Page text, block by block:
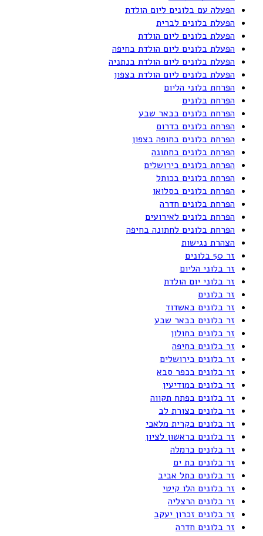
הפעלה עם בלונים ליום הולדת
הפעלת בלונים לברית
הפעלת בלונים ליום הולדת
הפעלת בלונים ליום הולדת בחיפה
הפעלת בלונים ליום הולדת בנתניה
הפעלת בלונים ליום הולדת בצפון
הפרחת בלוני הליום
הפרחת בלונים
הפרחת בלונים בבאר שבע
הפרחת בלונים בדרום
הפרחת בלונים בחופה בצפון
הפרחת בלונים בחתונה
הפרחת בלונים בירושלים
הפרחת בלונים בכותל
הפרחת בלונים בסלואו
הפרחת בלונים חדרה
הפרחת בלונים לאירועים
הפרחת בלונים לחתונה בחיפה
הצהרת נגישות
זר 50 בלונים
זר בלוני הליום
זר בלוני יום הולדת
זר בלונים
זר בלונים באשדוד
זר בלונים בבאר שבע
זר בלונים בחולון
זר בלונים בחיפה
זר בלונים בירושלים
זר בלונים בכפר סבא
זר בלונים במודיעין
זר בלונים בפתח תקווה
זר בלונים בצורת לב
זר בלונים בקרית מלאכי
זר בלונים בראשון לציון
זר בלונים ברמלה
זר בלונים בת ים
זר בלונים בתל אביב
זר בלונים הלו קיטי
זר בלונים הרצליה
זר בלונים זכרון יעקב
זר בלונים חדרה